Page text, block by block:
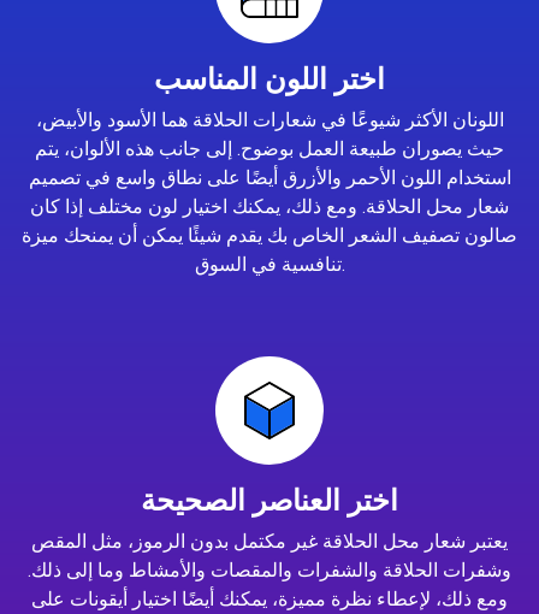
اختر اللون المناسب
اللونان الأكثر شيوعًا في شعارات الحلاقة هما الأسود والأبيض،
حيث يصوران طبيعة العمل بوضوح. إلى جانب هذه الألوان، يتم
استخدام اللون الأحمر والأزرق أيضًا على نطاق واسع في تصميم
شعار محل الحلاقة. ومع ذلك، يمكنك اختيار لون مختلف إذا كان
صالون تصفيف الشعر الخاص بك يقدم شيئًا يمكن أن يمنحك ميزة
تنافسية في السوق.
اختر العناصر الصحيحة
يعتبر شعار محل الحلاقة غير مكتمل بدون الرموز، مثل المقص
وشفرات الحلاقة والشفرات والمقصات والأمشاط وما إلى ذلك.
ومع ذلك، لإعطاء نظرة مميزة، يمكنك أيضًا اختيار أيقونات على